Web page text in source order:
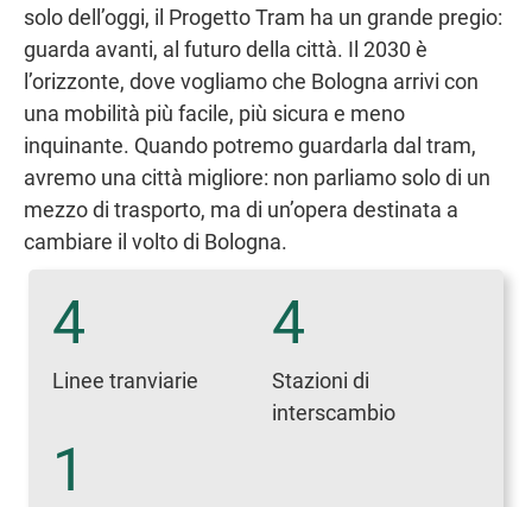
solo dell’oggi, il Progetto Tram ha un grande pregio:
guarda avanti, al futuro della città. Il 2030 è
l’orizzonte, dove vogliamo che Bologna arrivi con
una mobilità più facile, più sicura e meno
inquinante. Quando potremo guardarla dal tram,
avremo una città migliore: non parliamo solo di un
mezzo di trasporto, ma di un’opera destinata a
cambiare il volto di Bologna.
4
Linee tranviarie
4
Stazioni di
interscambio
1